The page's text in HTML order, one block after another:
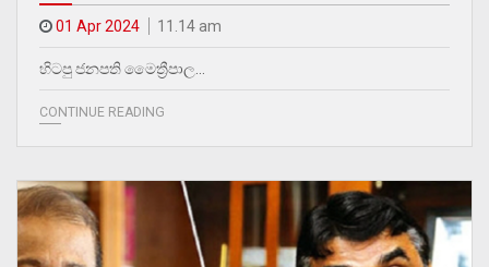
01 Apr 2024 11.14 am
හිටපු ජනපති මෛත්‍රීපාල…
CONTINUE READING